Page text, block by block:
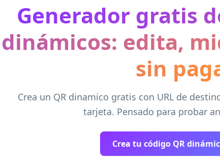
Generador gratis
dinámicos: edita,
sin
Crea un QR dinamico gratis con URL de
tarjeta. Pensado para probar
Crea tu código QR